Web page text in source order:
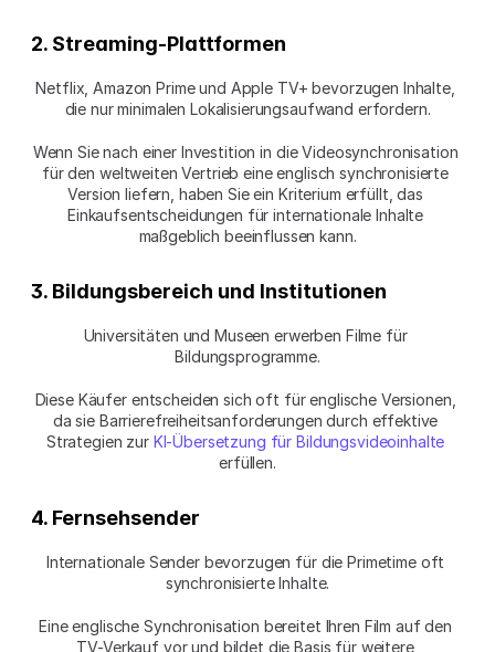
2. Streaming-Plattformen
Netflix, Amazon Prime und Apple TV+ bevorzugen Inhalte,
die nur minimalen Lokalisierungsaufwand erfordern.
Wenn Sie nach einer Investition in die Videosynchronisation
für den weltweiten Vertrieb eine englisch synchronisierte
Version liefern, haben Sie ein Kriterium erfüllt, das
Einkaufsentscheidungen für internationale Inhalte
maßgeblich beeinflussen kann.
3. Bildungsbereich und Institutionen
Universitäten und Museen erwerben Filme für
Bildungsprogramme.
Diese Käufer entscheiden sich oft für englische Versionen,
da sie Barrierefreiheitsanforderungen durch effektive
Strategien zur KI-Übersetzung für Bildungsvideoinhalte
erfüllen.
4. Fernsehsender
Internationale Sender bevorzugen für die Primetime oft
synchronisierte Inhalte.
Eine englische Synchronisation bereitet Ihren Film auf den
TV-Verkauf vor und bildet die Basis für weitere